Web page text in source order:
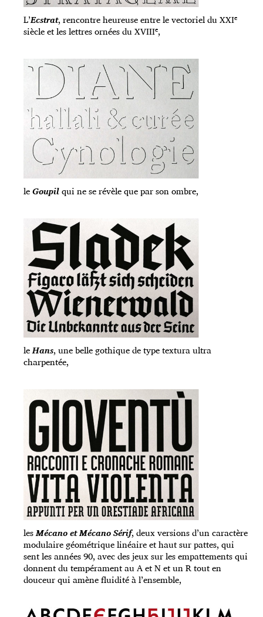
L’Ecstrat, rencontre heureuse entre le vectoriel du XXIe
siècle et les lettres ornées du XVIIIe,
leGoupilqui ne se révèle que par son ombre,
leHans, une belle gothique de type textura ultra
charpentée,
lesMécano et Mécano Sérif, deux versions d’un caractère
modulaire géométrique linéaire et haut sur pattes, qui
sent les années 90, avec des jeux sur les empattements qui
donnent du tempérament au A et N et un R tout en
douceur qui amène fluidité à l’ensemble,